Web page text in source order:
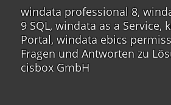
windata professional 8,
9 SQL, windata as a Service,
Portal, windata ebics
Fragen und Antworten zu
cisbox GmbH